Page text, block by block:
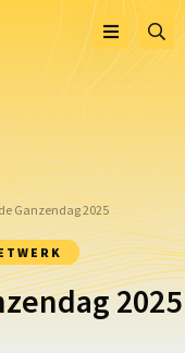
Toggle
Menu
Ga
Ganzendag 2025
2025